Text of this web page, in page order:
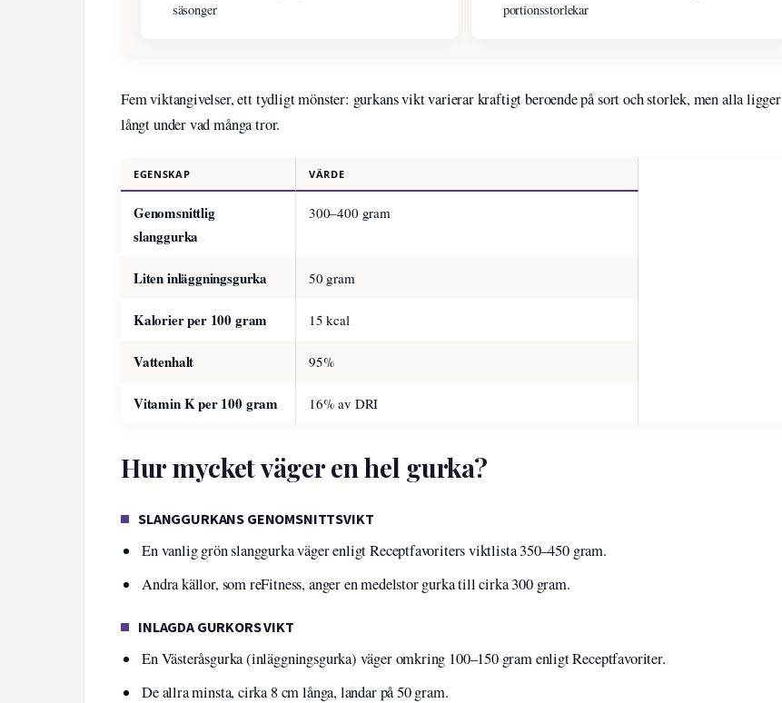
säsonger
portionsstorlekar
Fem viktangivelser, ett tydligt mönster: gurkans vikt varierar kraftigt beroende på sort och storlek, men alla ligger
långt under vad många tror.
EGENSKAP VÄRDE
Genomsnittlig
slanggurka
300–400 gram
Liten inläggningsgurka 50 gram
Kalorier per 100 gram 15 kcal
Vattenhalt 95%
Vitamin K per 100 gram 16% av DRI
Hur mycket väger en hel gurka?
SLANGGURKANS GENOMSNITTSVIKT
En vanlig grön slanggurka väger enligt Receptfavoriters viktlista 350–450 gram.
Andra källor, som reFitness, anger en medelstor gurka till cirka 300 gram.
INLAGDA GURKORS VIKT
En Västeråsgurka (inläggningsgurka) väger omkring 100–150 gram enligt Receptfavoriter.
De allra minsta, cirka 8 cm långa, landar på 50 gram.